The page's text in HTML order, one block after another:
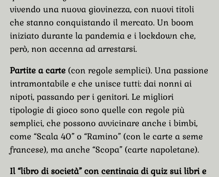
vivendo una nuova giovinezza, con nuovi titoli
che stanno conquistando il mercato. Un boom
iniziato durante la pandemia e i lockdown che,
però, non accenna ad arrestarsi.
Partite a carte (con regole semplici). Una passione
intramontabile e che unisce tutti: dai nonni ai
nipoti, passando per i genitori. Le migliori
tipologie di gioco sono quelle con regole più
semplici, che possono avvicinare anche i bimbi,
come “Scala 40” o “Ramino” (con le carte a seme
francese), ma anche “Scopa” (carte napoletane).
Il “libro di società” con centinaia di quiz sui libri e